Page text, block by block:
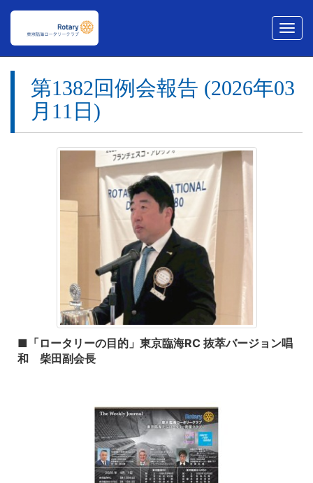
メ
ニ
ュ
第1382回例会報告 (2026年03
月11日)
■「ロータリーの目的」東京臨海RC 抜萃バージョン唱
和 柴田副会長